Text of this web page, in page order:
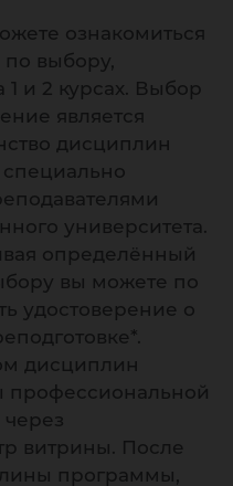
ознакомиться
выбору,
и 2 курсах. Выбор
является
дисциплин
университета.
определённый
вы можете по
удостоверение о
дисциплин
профессиональной
витрины. После
программы,